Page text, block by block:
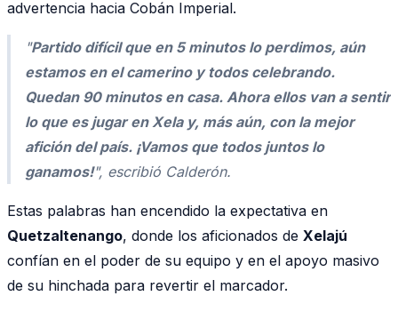
advertencia hacia Cobán Imperial.
"Partido difícil que en 5 minutos lo perdimos, aún
estamos en el camerino y todos celebrando.
Quedan 90 minutos en casa. Ahora ellos van a sentir
lo que es jugar en Xela y, más aún, con la mejor
afición del país. ¡Vamos que todos juntos lo
ganamos!", escribió Calderón.
Estas palabras han encendido la expectativa en
Quetzaltenango, donde los aficionados de Xelajú
confían en el poder de su equipo y en el apoyo masivo
de su hinchada para revertir el marcador.